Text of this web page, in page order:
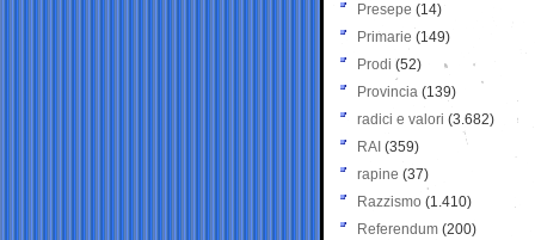
Presepe (14)
Primarie (149)
Prodi (52)
Provincia (139)
radici e valori (3.682)
RAI (359)
rapine (37)
Razzismo (1.410)
Referendum (200)